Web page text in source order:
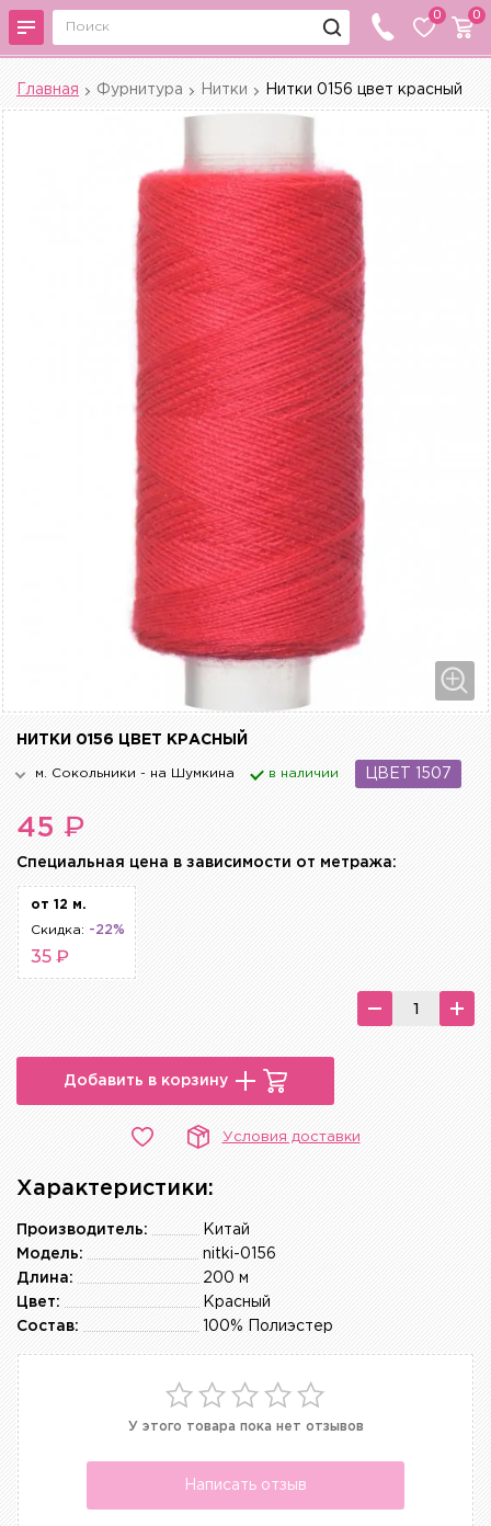
0 0
Главная Фурнитура Нитки Нитки 0156 цвет красный
НИТКИ 0156 ЦВЕТ КРАСНЫЙ
м. Сокольники - на Шумкина в наличии ЦВЕТ 1507
45 ₽
Cпециальная цена в зависимости от метража:
от 12 м.
Скидка: -22%
35 ₽
Добавить в корзину
Условия доставки
Характеристики:
Китай
Производитель:
nitki-0156
Модель:
200 м
Длина:
Красный
Цвет:
100% Полиэстер
Состав:
У этого товара пока нет отзывов
Написать отзыв